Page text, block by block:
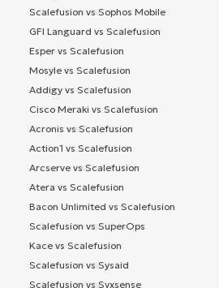
Scalefusion vs Sophos Mobile
GFI Languard vs Scalefusion
Esper vs Scalefusion
Mosyle vs Scalefusion
Addigy vs Scalefusion
Cisco Meraki vs Scalefusion
Acronis vs Scalefusion
Action1 vs Scalefusion
Arcserve vs Scalefusion
Atera vs Scalefusion
Bacon Unlimited vs Scalefusion
Scalefusion vs SuperOps
Kace vs Scalefusion
Scalefusion vs Sysaid
Scalefusion vs Syxsense